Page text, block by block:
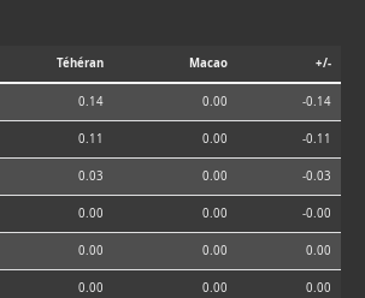
Téhéran Macao +/-
0.14 0.00 -0.14
0.11 0.00 -0.11
0.03 0.00 -0.03
0.00 0.00 -0.00
0.00 0.00 0.00
0.00 0.00 0.00